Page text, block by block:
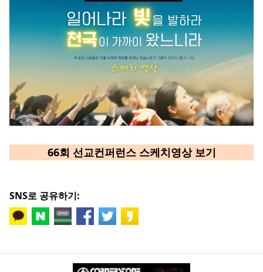
66회 선교컨퍼런스 스케치영상 보기
SNS로 공유하기: